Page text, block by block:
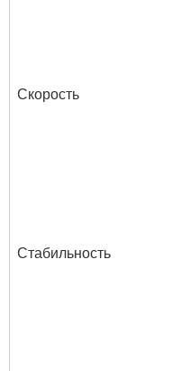
Скорость
Стабильность